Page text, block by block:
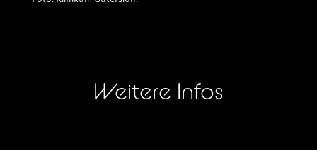
Weitere Infos